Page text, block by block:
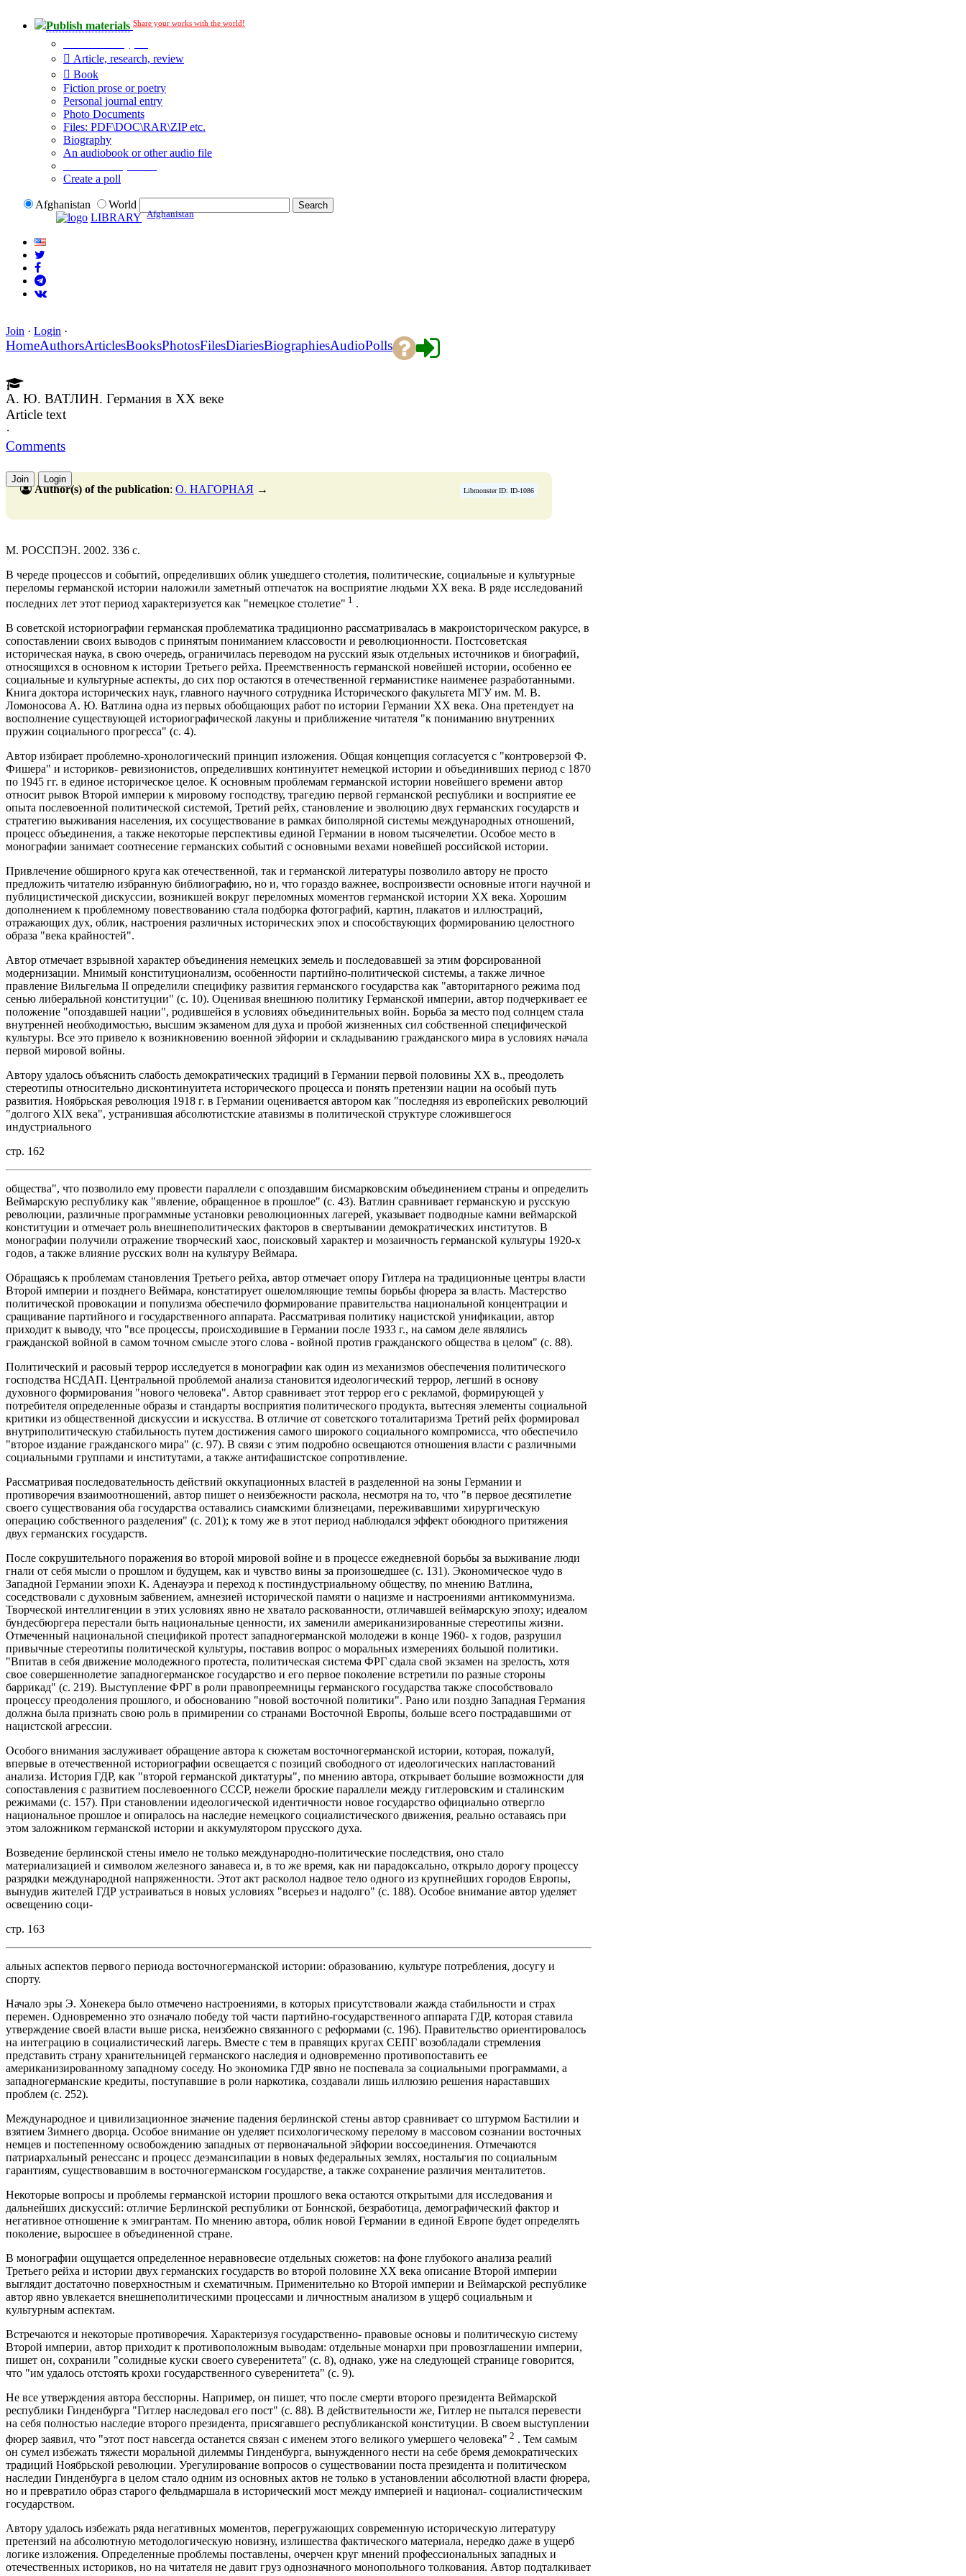
Publish materials Share your works with the world!
Article, research, review
Book
Fiction prose or poetry
Personal journal entry
Photo Documents
Files: PDF\DOC\RAR\ZIP etc.
Biography
An audiobook or other audio file
Create a poll
Afghanistan
World
LIBRARY Afghanistan
Join · Login ·
HomeAuthorsArticlesBooksPhotosFilesDiariesBiographiesAudioPolls
А. Ю. ВАТЛИН. Германия в XX веке
Article text
·
Comments
Join Login
Libmonster ID: ID-1086
Author(s) of the publication: О. НАГОРНАЯ →
М. РОССПЭН. 2002. 336 с.
В череде процессов и событий, определивших облик ушедшего столетия, политические, социальные и культурные
переломы германской истории наложили заметный отпечаток на восприятие людьми XX века. В ряде исследований
последних лет этот период характеризуется как "немецкое столетие" 1 .
В советской историографии германская проблематика традиционно рассматривалась в макроисторическом ракурсе, в
сопоставлении своих выводов с принятым пониманием классовости и революционности. Постсоветская
историческая наука, в свою очередь, ограничилась переводом на русский язык отдельных источников и биографий,
относящихся в основном к истории Третьего рейха. Преемственность германской новейшей истории, особенно ее
социальные и культурные аспекты, до сих пор остаются в отечественной германистике наименее разработанными.
Книга доктора исторических наук, главного научного сотрудника Исторического факультета МГУ им. М. В.
Ломоносова А. Ю. Ватлина одна из первых обобщающих работ по истории Германии XX века. Она претендует на
восполнение существующей историографической лакуны и приближение читателя "к пониманию внутренних
пружин социального прогресса" (с. 4).
Автор избирает проблемно-хронологический принцип изложения. Общая концепция согласуется с "контроверзой Ф.
Фишера" и историков- ревизионистов, определивших континуитет немецкой истории и объединивших период с 1870
по 1945 гг. в единое историческое целое. К основным проблемам германской истории новейшего времени автор
относит рывок Второй империи к мировому господству, трагедию первой германской республики и восприятие ее
опыта послевоенной политической системой, Третий рейх, становление и эволюцию двух германских государств и
стратегию выживания населения, их сосуществование в рамках биполярной системы международных отношений,
процесс объединения, а также некоторые перспективы единой Германии в новом тысячелетии. Особое место в
монографии занимает соотнесение германских событий с основными вехами новейшей российской истории.
Привлечение обширного круга как отечественной, так и германской литературы позволило автору не просто
предложить читателю избранную библиографию, но и, что гораздо важнее, воспроизвести основные итоги научной и
публицистической дискуссии, возникшей вокруг переломных моментов германской истории XX века. Хорошим
дополнением к проблемному повествованию стала подборка фотографий, картин, плакатов и иллюстраций,
отражающих дух, облик, настроения различных исторических эпох и способствующих формированию целостного
образа "века крайностей".
Автор отмечает взрывной характер объединения немецких земель и последовавшей за этим форсированной
модернизации. Мнимый конституционализм, особенности партийно-политической системы, а также личное
правление Вильгельма II определили специфику развития германского государства как "авторитарного режима под
сенью либеральной конституции" (с. 10). Оценивая внешнюю политику Германской империи, автор подчеркивает ее
положение "опоздавшей нации", родившейся в условиях объединительных войн. Борьба за место под солнцем стала
внутренней необходимостью, высшим экзаменом для духа и пробой жизненных сил собственной специфической
культуры. Все это привело к возникновению военной эйфории и складыванию гражданского мира в условиях начала
первой мировой войны.
Автору удалось объяснить слабость демократических традиций в Германии первой половины XX в., преодолеть
стереотипы относительно дисконтинуитета исторического процесса и понять претензии нации на особый путь
развития. Ноябрьская революция 1918 г. в Германии оценивается автором как "последняя из европейских революций
"долгого XIX века", устранившая абсолютистские атавизмы в политической структуре сложившегося
индустриального
стр. 162
общества", что позволило ему провести параллели с опоздавшим бисмарковским объединением страны и определить
Веймарскую республику как "явление, обращенное в прошлое" (с. 43). Ватлин сравнивает германскую и русскую
революции, различные программные установки революционных лагерей, указывает подводные камни веймарской
конституции и отмечает роль внешнеполитических факторов в свертывании демократических институтов. В
монографии получили отражение творческий хаос, поисковый характер и мозаичность германской культуры 1920-х
годов, а также влияние русских волн на культуру Веймара.
Обращаясь к проблемам становления Третьего рейха, автор отмечает опору Гитлера на традиционные центры власти
Второй империи и позднего Веймара, констатирует ошеломляющие темпы борьбы фюрера за власть. Мастерство
политической провокации и популизма обеспечило формирование правительства национальной концентрации и
сращивание партийного и государственного аппарата. Рассматривая политику нацистской унификации, автор
приходит к выводу, что "все процессы, происходившие в Германии после 1933 г., на самом деле являлись
гражданской войной в самом точном смысле этого слова - войной против гражданского общества в целом" (с. 88).
Политический и расовый террор исследуется в монографии как один из механизмов обеспечения политического
господства НСДАП. Центральной проблемой анализа становится идеологический террор, легший в основу
духовного формирования "нового человека". Автор сравнивает этот террор его с рекламой, формирующей у
потребителя определенные образы и стандарты восприятия политического продукта, вытесняя элементы социальной
критики из общественной дискуссии и искусства. В отличие от советского тоталитаризма Третий рейх формировал
внутриполитическую стабильность путем достижения самого широкого социального компромисса, что обеспечило
"второе издание гражданского мира" (с. 97). В связи с этим подробно освещаются отношения власти с различными
социальными группами и институтами, а также антифашистское сопротивление.
Рассматривая последовательность действий оккупационных властей в разделенной на зоны Германии и
противоречия взаимоотношений, автор пишет о неизбежности раскола, несмотря на то, что "в первое десятилетие
своего существования оба государства оставались сиамскими близнецами, переживавшими хирургическую
операцию собственного разделения" (с. 201); к тому же в этот период наблюдался эффект обоюдного притяжения
двух германских государств.
После сокрушительного поражения во второй мировой войне и в процессе ежедневной борьбы за выживание люди
гнали от себя мысли о прошлом и будущем, как и чувство вины за произошедшее (с. 131). Экономическое чудо в
Западной Германии эпохи К. Аденауэра и переход к постиндустриальному обществу, по мнению Ватлина,
соседствовали с духовным забвением, амнезией исторической памяти о нацизме и настроениями антикоммунизма.
Творческой интеллигенции в этих условиях явно не хватало раскованности, отличавшей веймарскую эпоху; идеалом
бундесбюргера перестали быть национальные ценности, их заменили американизированные стереотипы жизни.
Отмеченный национальной спецификой протест западногерманской молодежи в конце 1960- х годов, разрушил
привычные стереотипы политической культуры, поставив вопрос о моральных измерениях большой политики.
"Впитав в себя движение молодежного протеста, политическая система ФРГ сдала свой экзамен на зрелость, хотя
свое совершеннолетие западногерманское государство и его первое поколение встретили по разные стороны
баррикад" (с. 219). Выступление ФРГ в роли правопреемницы германского государства также способствовало
процессу преодоления прошлого, и обоснованию "новой восточной политики". Рано или поздно Западная Германия
должна была признать свою роль в примирении со странами Восточной Европы, больше всего пострадавшими от
нацистской агрессии.
Особого внимания заслуживает обращение автора к сюжетам восточногерманской истории, которая, пожалуй,
впервые в отечественной историографии освещается с позиций свободного от идеологических напластований
анализа. История ГДР, как "второй германской диктатуры", по мнению автора, открывает большие возможности для
сопоставления с развитием послевоенного СССР, нежели броские параллели между гитлеровским и сталинским
режимами (с. 157). При становлении идеологической идентичности новое государство официально отвергло
национальное прошлое и опиралось на наследие немецкого социалистического движения, реально оставаясь при
этом заложником германской истории и аккумулятором прусского духа.
Возведение берлинской стены имело не только международно-политические последствия, оно стало
материализацией и символом железного занавеса и, в то же время, как ни парадоксально, открыло дорогу процессу
разрядки международной напряженности. Этот акт расколол надвое тело одного из крупнейших городов Европы,
вынудив жителей ГДР устраиваться в новых условиях "всерьез и надолго" (с. 188). Особое внимание автор уделяет
освещению соци-
стр. 163
альных аспектов первого периода восточногерманской истории: образованию, культуре потребления, досугу и
спорту.
Начало эры Э. Хонекера было отмечено настроениями, в которых присутствовали жажда стабильности и страх
перемен. Одновременно это означало победу той части партийно-государственного аппарата ГДР, которая ставила
утверждение своей власти выше риска, неизбежно связанного с реформами (с. 196). Правительство ориентировалось
на интеграцию в социалистический лагерь. Вместе с тем в правящих кругах СЕПГ возобладали стремления
представить страну хранительницей германского наследия и одновременно противопоставить ее
американизированному западному соседу. Но экономика ГДР явно не поспевала за социальными программами, а
западногерманские кредиты, поступавшие в роли наркотика, создавали лишь иллюзию решения нараставших
проблем (с. 252).
Международное и цивилизационное значение падения берлинской стены автор сравнивает со штурмом Бастилии и
взятием Зимнего дворца. Особое внимание он уделяет психологическому перелому в массовом сознании восточных
немцев и постепенному освобождению западных от первоначальной эйфории воссоединения. Отмечаются
патриархальный ренессанс и процесс деэмансипации в новых федеральных землях, ностальгия по социальным
гарантиям, существовавшим в восточногерманском государстве, а также сохранение различия менталитетов.
Некоторые вопросы и проблемы германской истории прошлого века остаются открытыми для исследования и
дальнейших дискуссий: отличие Берлинской республики от Боннской, безработица, демографический фактор и
негативное отношение к эмигрантам. По мнению автора, облик новой Германии в единой Европе будет определять
поколение, выросшее в объединенной стране.
В монографии ощущается определенное неравновесие отдельных сюжетов: на фоне глубокого анализа реалий
Третьего рейха и истории двух германских государств во второй половине XX века описание Второй империи
выглядит достаточно поверхностным и схематичным. Применительно ко Второй империи и Веймарской республике
автор явно увлекается внешнеполитическими процессами и личностным анализом в ущерб социальным и
культурным аспектам.
Встречаются и некоторые противоречия. Характеризуя государственно- правовые основы и политическую систему
Второй империи, автор приходит к противоположным выводам: отдельные монархи при провозглашении империи,
пишет он, сохранили "солидные куски своего суверенитета" (с. 8), однако, уже на следующей странице говорится,
что "им удалось отстоять крохи государственного суверенитета" (с. 9).
Не все утверждения автора бесспорны. Например, он пишет, что после смерти второго президента Веймарской
республики Гинденбурга "Гитлер наследовал его пост" (с. 88). В действительности же, Гитлер не пытался перевести
на себя полностью наследие второго президента, присягавшего республиканской конституции. В своем выступлении
фюрер заявил, что "этот пост навсегда останется связан с именем этого великого умершего человека" 2 . Тем самым
он сумел избежать тяжести моральной дилеммы Гинденбурга, вынужденного нести на себе бремя демократических
традиций Ноябрьской революции. Урегулирование вопросов о существовании поста президента и политическом
наследии Гинденбурга в целом стало одним из основных актов не только в установлении абсолютной власти фюрера,
но и превратило образ старого фельдмаршала в исторический мост между империей и национал- социалистическим
государством.
Автору удалось избежать ряда негативных моментов, перегружающих современную историческую литературу
претензий на абсолютную методологическую новизну, излишества фактического материала, нередко даже в ущерб
логике изложения. Определенные проблемы поставлены, очерчен круг мнений профессиональных западных и
отечественных историков, но на читателя не давит груз однозначного монопольного толкования. Автор подталкивает